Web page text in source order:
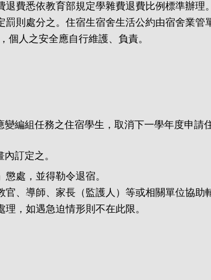
費悉依教育部規定學雜費退費比例標準辦理。
則處分之。住宿生宿舍生活公約由宿舍業管
人之安全應自行維護、負責。
編組任務之住宿學生，取消下一學年度申請
訂定之。
處，並得勒令退宿。
、導師、家長（監護人）等或相關單位協助
，如遇急迫情形則不在此限。